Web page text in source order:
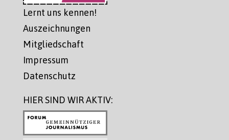
Lernt uns kennen!
Auszeichnungen
Mitgliedschaft
Impressum
Datenschutz
HIER SIND WIR AKTIV: